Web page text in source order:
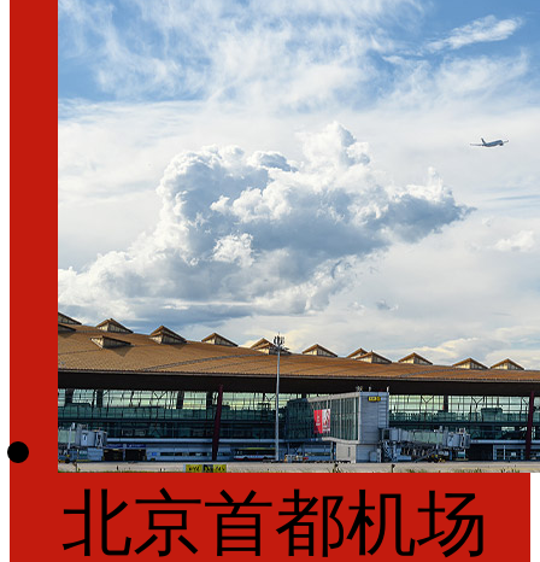
北京首都机场